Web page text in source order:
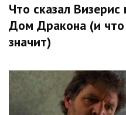
Что сказал
Дом Дракона (и
значит)